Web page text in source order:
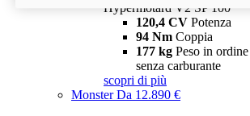
Hypermotard V2 SP 100
120,4 CV Potenza
94 Nm Coppia
177 kg Peso in
senza carburante
scopri di più
MonsterDa 12.890 €